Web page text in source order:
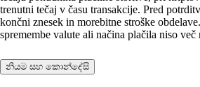
trenutni tečaj v času transakcije. Pred
končni znesek in morebitne stroške
spremembe valute ali načina plačila niso več
නියම සහ කොන්දේසි